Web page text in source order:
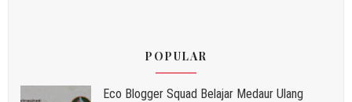
POPULAR
Eco Blogger Squad Belajar Medaur Ulang